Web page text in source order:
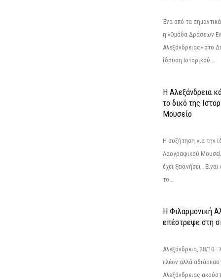
Ένα από τα
η «Ομάδα Δράσεων
Αλεξάνδρειας» στο
ίδρυση Ιστορικού...
Η Αλεξάνδρεια
το δικό της
Μουσείο
Η συζήτηση για την
Λαογραφικού
έχει ξεκινήσει .
το...
Η Φιλαρμονική
επέστρεψε στη
Αλεξάνδρεια, 28/
πλέον αλλά
Αλεξάνδρειας